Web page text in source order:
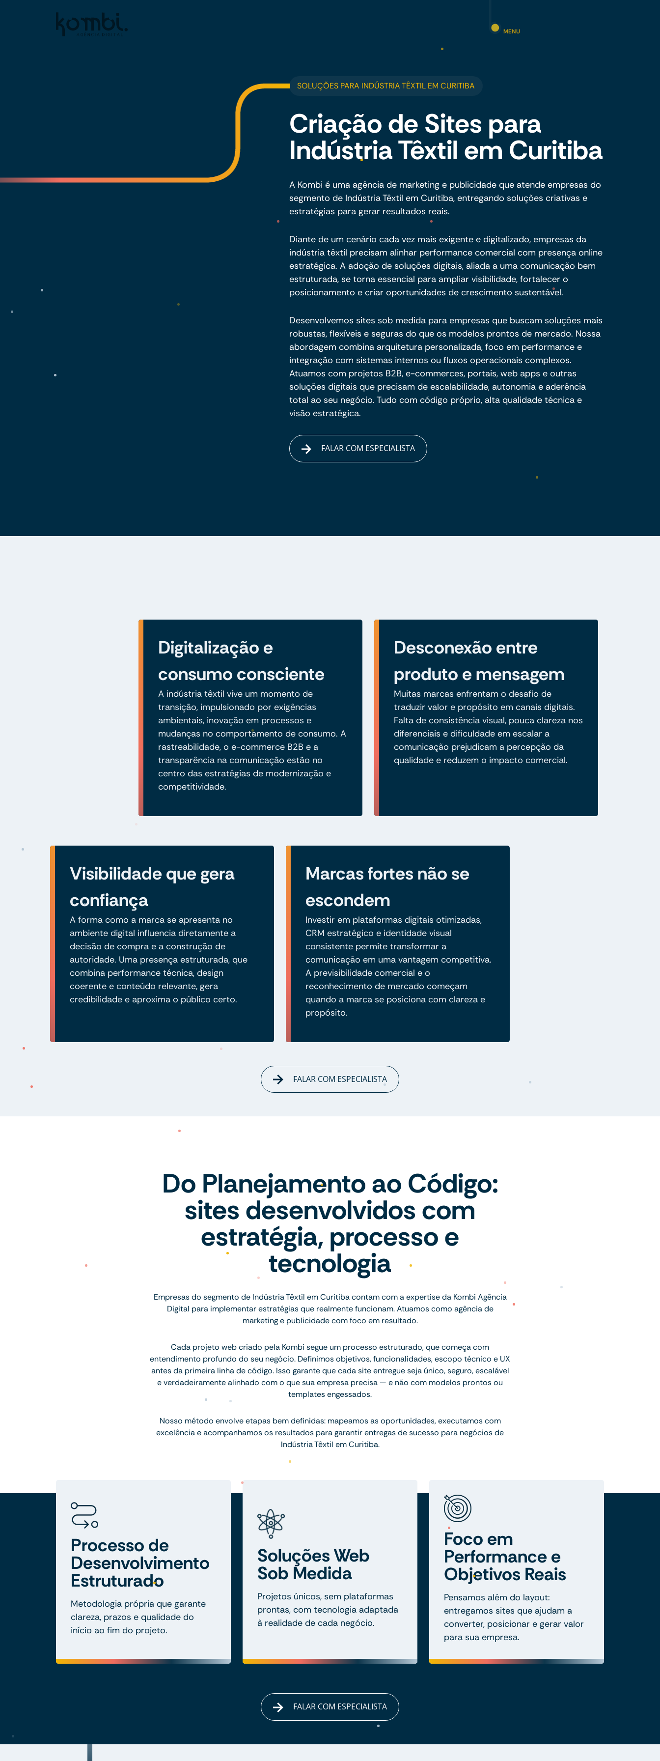
MENU
SOLUÇÕES PARA INDÚSTRIA TÊXTIL EM CURITIBA
Criação de Sites para
Indústria Têxtil em Curitiba
A Kombi é uma agência de marketing e publicidade que atende empresas do
segmento de Indústria Têxtil em Curitiba, entregando soluções criativas e
estratégias para gerar resultados reais.
Diante de um cenário cada vez mais exigente e digitalizado, empresas da
indústria têxtil precisam alinhar performance comercial com presença online
estratégica. A adoção de soluções digitais, aliada a uma comunicação bem
estruturada, se torna essencial para ampliar visibilidade, fortalecer o
posicionamento e criar oportunidades de crescimento sustentável.
Desenvolvemos sites sob medida para empresas que buscam soluções mais
robustas, flexíveis e seguras do que os modelos prontos de mercado. Nossa
abordagem combina arquitetura personalizada, foco em performance e
integração com sistemas internos ou fluxos operacionais complexos.
Atuamos com projetos B2B, e-commerces, portais, web apps e outras
soluções digitais que precisam de escalabilidade, autonomia e aderência
total ao seu negócio. Tudo com código próprio, alta qualidade técnica e
visão estratégica.
FALAR COM ESPECIALISTA
Digitalização e
consumo consciente
A indústria têxtil vive um momento de
transição, impulsionado por exigências
ambientais, inovação em processos e
mudanças no comportamento de consumo. A
rastreabilidade, o e-commerce B2B e a
transparência na comunicação estão no
centro das estratégias de modernização e
competitividade.
Desconexão entre
produto e mensagem
Muitas marcas enfrentam o desafio de
traduzir valor e propósito em canais digitais.
Falta de consistência visual, pouca clareza nos
diferenciais e dificuldade em escalar a
comunicação prejudicam a percepção da
qualidade e reduzem o impacto comercial.
Visibilidade que gera
confiança
A forma como a marca se apresenta no
ambiente digital influencia diretamente a
decisão de compra e a construção de
autoridade. Uma presença estruturada, que
combina performance técnica, design
coerente e conteúdo relevante, gera
credibilidade e aproxima o público certo.
Marcas fortes não se
escondem
Investir em plataformas digitais otimizadas,
CRM estratégico e identidade visual
consistente permite transformar a
comunicação em uma vantagem competitiva.
A previsibilidade comercial e o
reconhecimento de mercado começam
quando a marca se posiciona com clareza e
propósito.
FALAR COM ESPECIALISTA
Do Planejamento ao Código:
sites desenvolvidos com
estratégia, processo e
tecnologia
Empresas do segmento de Indústria Têxtil em Curitiba contam com a expertise da Kombi Agência
Digital para implementar estratégias que realmente funcionam. Atuamos como agência de
marketing e publicidade com foco em resultado.
Cada projeto web criado pela Kombi segue um processo estruturado, que começa com
entendimento profundo do seu negócio. Definimos objetivos, funcionalidades, escopo técnico e UX
antes da primeira linha de código. Isso garante que cada site entregue seja único, seguro, escalável
e verdadeiramente alinhado com o que sua empresa precisa — e não com modelos prontos ou
templates engessados.
Nosso método envolve etapas bem definidas: mapeamos as oportunidades, executamos com
excelência e acompanhamos os resultados para garantir entregas de sucesso para negócios de
Indústria Têxtil em Curitiba.
Processo de
Desenvolvimento
Estruturado
Metodologia própria que garante
clareza, prazos e qualidade do
início ao fim do projeto.
Soluções Web
Sob Medida
Projetos únicos, sem plataformas
prontas, com tecnologia adaptada
à realidade de cada negócio.
Foco em
Performance e
Objetivos Reais
Pensamos além do layout:
entregamos sites que ajudam a
converter, posicionar e gerar valor
para sua empresa.
FALAR COM ESPECIALISTA